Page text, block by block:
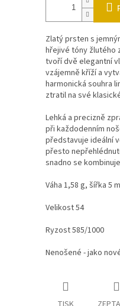
Zlatý prsten s
hřejivé tóny žlutého
tvoří dvě elegantní
vzájemně kříží a
harmonická souhra
ztratil na své
Lehká a precizně
při každodenním
představuje ideální
přesto
snadno se
Váha 1,58 g, šířka 5
Velikost 54
Ryzost 585/1000
Nenošené - jako